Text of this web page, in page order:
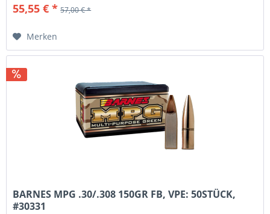
55,55 € * 57,00 € *
Merken
BARNES MPG .30/.308 150GR FB, VPE: 50STÜCK,
#30331